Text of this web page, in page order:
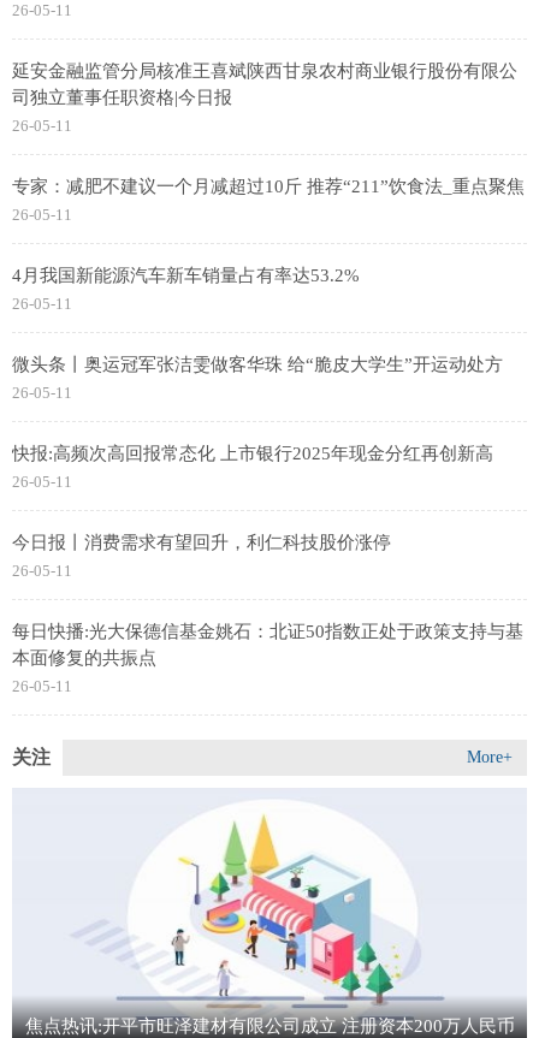
26-05-11
延安金融监管分局核准王喜斌陕西甘泉农村商业银行股份有限公
司独立董事任职资格|今日报
26-05-11
专家：减肥不建议一个月减超过10斤 推荐“211”饮食法_重点聚焦
26-05-11
4月我国新能源汽车新车销量占有率达53.2%
26-05-11
微头条丨奥运冠军张洁雯做客华珠 给“脆皮大学生”开运动处方
26-05-11
快报:高频次高回报常态化 上市银行2025年现金分红再创新高
26-05-11
今日报丨消费需求有望回升，利仁科技股价涨停
26-05-11
每日快播:光大保德信基金姚石：北证50指数正处于政策支持与基
本面修复的共振点
26-05-11
关注 More+
焦点热讯:开平市旺泽建材有限公司成立 注册资本200万人民币